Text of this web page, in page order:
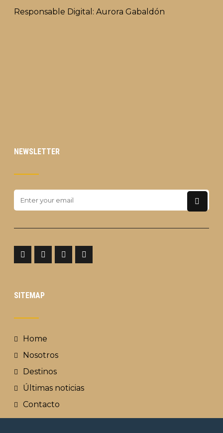
Responsable Digital: Aurora Gabaldón
NEWSLETTER
SITEMAP
Home
Nosotros
Destinos
Últimas noticias
Contacto